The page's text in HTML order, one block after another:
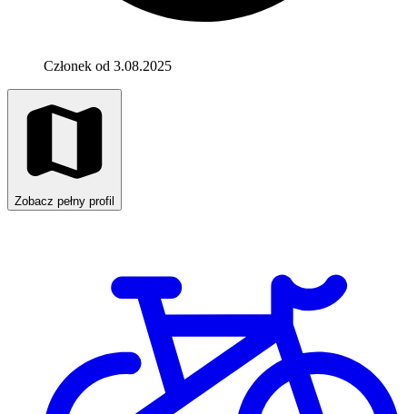
Członek od 3.08.2025
Zobacz pełny profil